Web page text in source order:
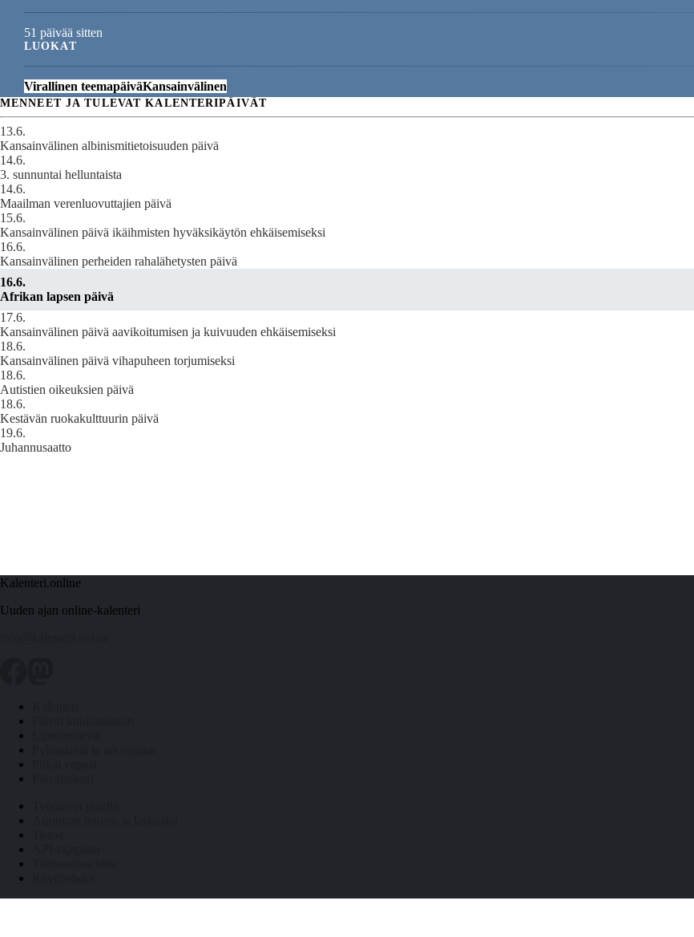
51 päivää sitten
LUOKAT
Virallinen teemapäiväKansainvälinen
MENNEET JA TULEVAT KALENTERIPÄIVÄT
13.6.
Kansainvälinen albinismitietoisuuden päivä
14.6.
3. sunnuntai helluntaista
14.6.
Maailman verenluovuttajien päivä
15.6.
Kansainvälinen päivä ikäihmisten hyväksikäytön ehkäisemiseksi
16.6.
Kansainvälinen perheiden rahalähetysten päivä
16.6.
Afrikan lapsen päivä
17.6.
Kansainvälinen päivä aavikoitumisen ja kuivuuden ehkäisemiseksi
18.6.
Kansainvälinen päivä vihapuheen torjumiseksi
18.6.
Autistien oikeuksien päivä
18.6.
Kestävän ruokakulttuurin päivä
19.6.
Juhannusaatto
Kalenteri.online
Uuden ajan online-kalenteri